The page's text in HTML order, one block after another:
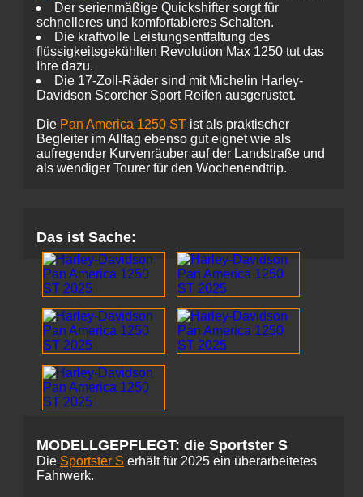
Der serienmäßige Quickshifter sorgt für
schnelleres und komfortableres Schalten.
Die kraftvolle Leistungsentfaltung des
flüssigkeitsgekühlten Revolution Max 1250 tut das
Ihre dazu.
Die 17-Zoll-Räder sind mit Michelin Harley-
Davidson Scorcher Sport Reifen ausgerüstet.
Die Pan America 1250 ST ist als praktischer
Begleiter im Alltag ebenso gut eignet wie als
aufregender Kurvenräuber auf der Landstraße und
als wendiger Tourer für den Wochenendtrip.
Das ist Sache:
MODELLGEPFLEGT: die Sportster S
Die Sportster S erhält für 2025 ein überarbeitetes
Fahrwerk.